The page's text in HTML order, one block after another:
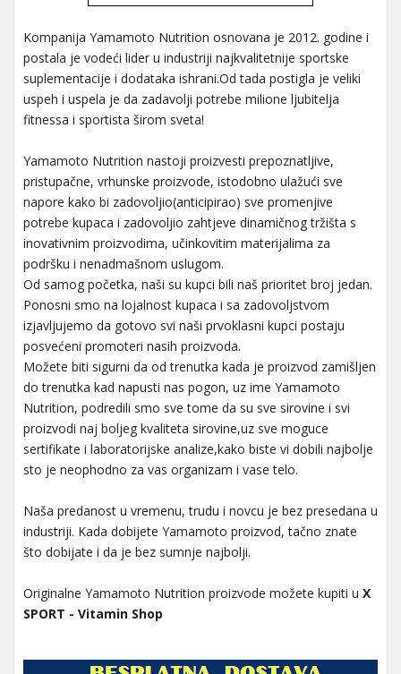
Kompanija Yamamoto Nutrition osnovana je 2012. godine i
postala je vodeći lider u industriji najkvalitetnije sportske
suplementacije i dodataka ishrani.Od tada postigla je veliki
uspeh i uspela je da zadavolji potrebe milione ljubitelja
fitnessa i sportista širom sveta!
Yamamoto Nutrition nastoji proizvesti prepoznatljive,
pristupačne, vrhunske proizvode, istodobno ulažući sve
napore kako bi zadovoljio(anticipirao) sve promenjive
potrebe kupaca i zadovoljio zahtjeve dinamičnog tržišta s
inovativnim proizvodima, učinkovitim materijalima za
podršku i nenadmašnom uslugom.
Od samog početka, naši su kupci bili naš prioritet broj jedan.
Ponosni smo na lojalnost kupaca i sa zadovoljstvom
izjavljujemo da gotovo svi naši prvoklasni kupci postaju
posvećeni promoteri nasih proizvoda.
Možete biti sigurni da od trenutka kada je proizvod zamišljen
do trenutka kad napusti nas pogon, uz ime Yamamoto
Nutrition, podredili smo sve tome da su sve sirovine i svi
proizvodi naj boljeg kvaliteta sirovine,uz sve moguce
sertifikate i laboratorijske analize,kako biste vi dobili najbolje
sto je neophodno za vas organizam i vase telo.
Naša predanost u vremenu, trudu i novcu je bez presedana u
industriji. Kada dobijete Yamamoto proizvod, tačno znate
što dobijate i da je bez sumnje najbolji.
Originalne Yamamoto Nutrition proizvode možete kupiti u X
SPORT - Vitamin Shop